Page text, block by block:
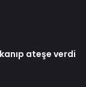
ateşe verdi